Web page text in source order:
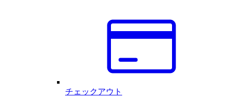
チェックアウト